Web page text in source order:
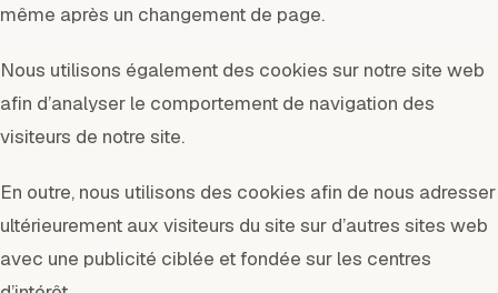
même après un changement de page.
Nous utilisons également des cookies sur notre site web
afin d’analyser le comportement de navigation des
visiteurs de notre site.
En outre, nous utilisons des cookies afin de nous adresser
ultérieurement aux visiteurs du site sur d’autres sites web
avec une publicité ciblée et fondée sur les centres